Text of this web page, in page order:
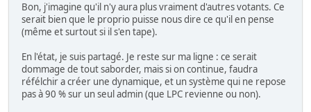
Bon, j'imagine qu'il n'y aura plus vraiment d'autres votants. Ce
serait bien que le proprio puisse nous dire ce qu'il en pense
(même et surtout si il s'en tape).
En l'état, je suis partagé. Je reste sur ma ligne : ce serait
dommage de tout saborder, mais si on continue, faudra
réfélchir a créer une dynamique, et un système qui ne repose
pas à 90 % sur un seul admin (que LPC revienne ou non).